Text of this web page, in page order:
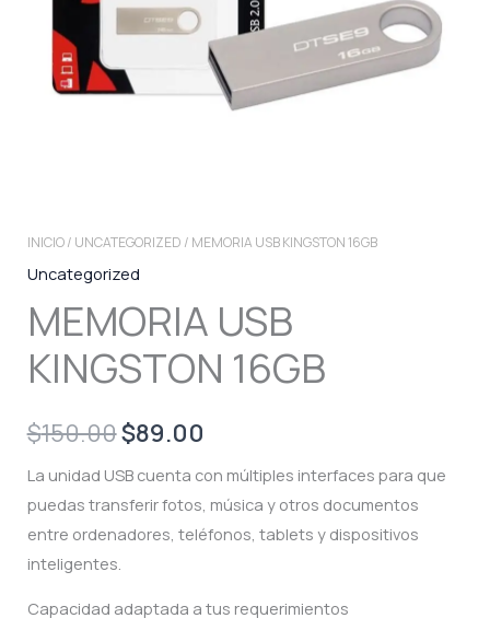
INICIO/ UNCATEGORIZED / MEMORIA USB KINGSTON 16GB
Uncategorized
MEMORIA USB
KINGSTON 16GB
$150.00Original
price
was:
$150.00.
$89.00
price
is:
La unidad USB cuenta con múltiples interfaces para que
puedas transferir fotos, música y otros documentos
entre ordenadores, teléfonos, tablets y dispositivos
inteligentes.
Capacidad adaptada a tus requerimientos